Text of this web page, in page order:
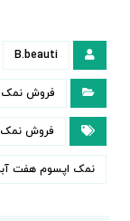
B.beauti
فروش نمک
فروش نمک
نمک اپسوم هفت